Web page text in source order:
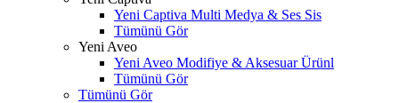
Yeni Captiva Multi Medya & Ses Sis
Tümünü Gör
Yeni Aveo
Yeni Aveo Modifiye & Aksesuar Ürünl
Tümünü Gör
Tümünü Gör